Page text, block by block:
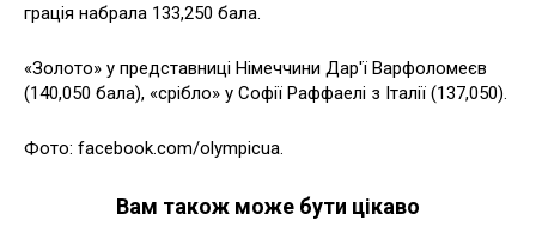
грація набрала 133,250 бала.
«Золото» у представниці Німеччини Дар'ї Варфоломеєв
(140,050 бала), «срібло» у Софії Раффаелі з Італії (137,050).
Фото: facebook.com/olympicua.
Вам також може бути цікаво